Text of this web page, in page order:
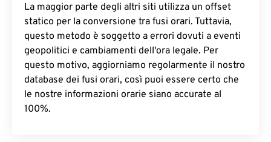
La maggior parte degli altri siti utilizza un offset
statico per la conversione tra fusi orari. Tuttavia,
questo metodo è soggetto a errori dovuti a eventi
geopolitici e cambiamenti dell'ora legale. Per
questo motivo, aggiorniamo regolarmente il nostro
database dei fusi orari, così puoi essere certo che
le nostre informazioni orarie siano accurate al
100%.